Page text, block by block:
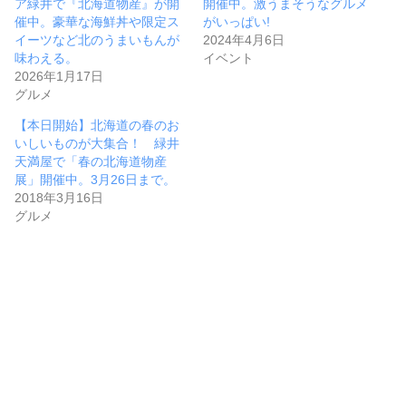
ア緑井で『北海道物産』が開
催中。豪華な海鮮丼や限定ス
イーツなど北のうまいもんが
味わえる。
2026年1月17日
グルメ
開催中。激うまそうなグルメ
がいっぱい!
2024年4月6日
イベント
【本日開始】北海道の春のお
いしいものが大集合！ 緑井
天満屋で「春の北海道物産
展」開催中。3月26日まで。
2018年3月16日
グルメ